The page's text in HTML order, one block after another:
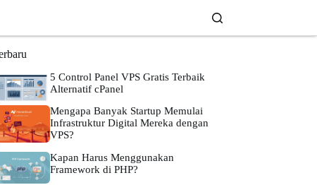
5 Control Panel VPS Gratis Terbaik
Alternatif cPanel
Mengapa Banyak Startup Memulai
Infrastruktur Digital Mereka dengan
VPS?
Kapan Harus Menggunakan
Framework di PHP?